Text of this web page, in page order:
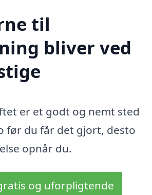
til
bliver ved
er et godt og nemt sted
før du får det gjort, desto
opnår du.
og uforpligtende